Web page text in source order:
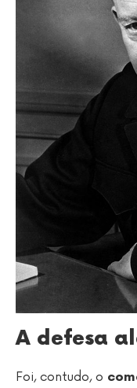
A defesa
Foi, contudo, o